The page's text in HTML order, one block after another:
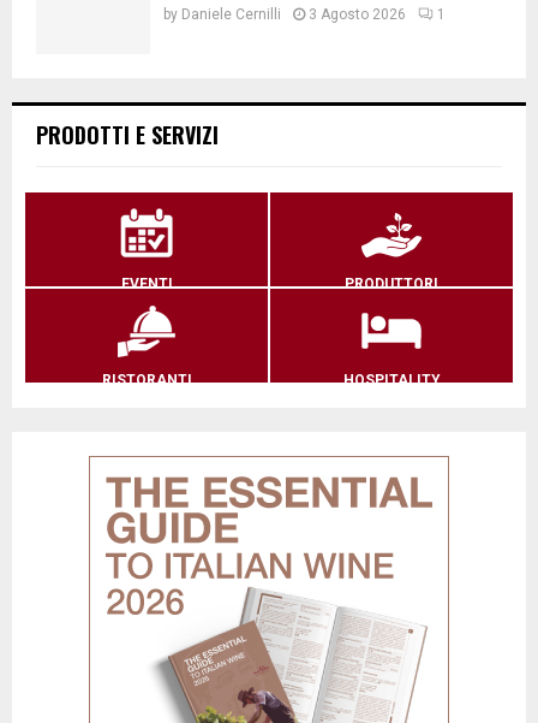
by Daniele Cernilli 3 Agosto 2026 1
PRODOTTI E SERVIZI
EVENTI PRODUTTORI
RISTORANTI HOSPITALITY